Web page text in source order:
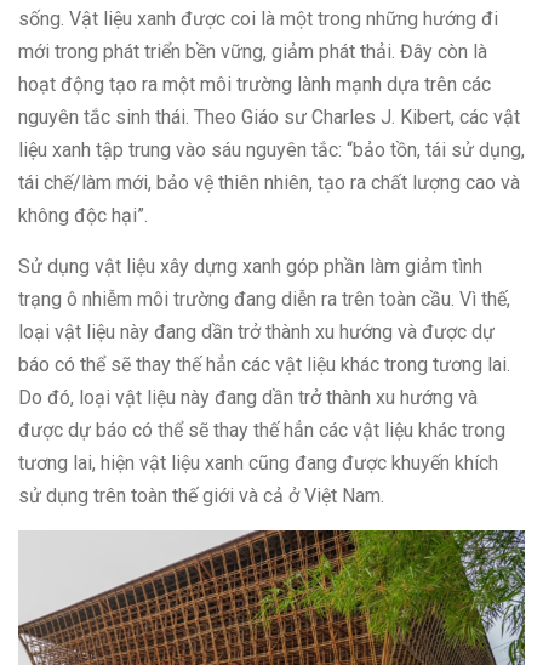
sống. Vật liệu xanh được coi là một trong những hướng đi
mới trong phát triển bền vững, giảm phát thải. Đây còn là
hoạt động tạo ra một môi trường lành mạnh dựa trên các
nguyên tắc sinh thái. Theo Giáo sư Charles J. Kibert, các vật
liệu xanh tập trung vào sáu nguyên tắc: “bảo tồn, tái sử dụng,
tái chế/làm mới, bảo vệ thiên nhiên, tạo ra chất lượng cao và
không độc hại”.
Sử dụng vật liệu xây dựng xanh góp phần làm giảm tình
trạng ô nhiễm môi trường đang diễn ra trên toàn cầu. Vì thế,
loại vật liệu này đang dần trở thành xu hướng và được dự
báo có thể sẽ thay thế hẳn các vật liệu khác trong tương lai.
Do đó, loại vật liệu này đang dần trở thành xu hướng và
được dự báo có thể sẽ thay thế hẳn các vật liệu khác trong
tương lai, hiện vật liệu xanh cũng đang được khuyến khích
sử dụng trên toàn thế giới và cả ở Việt Nam.